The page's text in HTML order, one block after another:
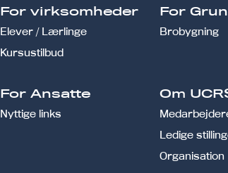
For virksomheder
Elever / Lærlinge
Kursustilbud
For
Brobygning
For Ansatte
Nyttige links
Om
Ledige
Organisation